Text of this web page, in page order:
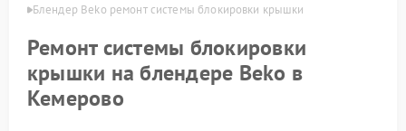
Блендер Beko ремонт системы блокировки крышки
Ремонт системы блокировки
крышки на блендере Beko в
Кемерово